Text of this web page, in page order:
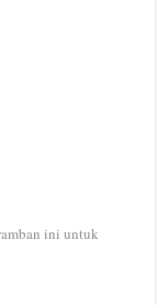
ini untuk